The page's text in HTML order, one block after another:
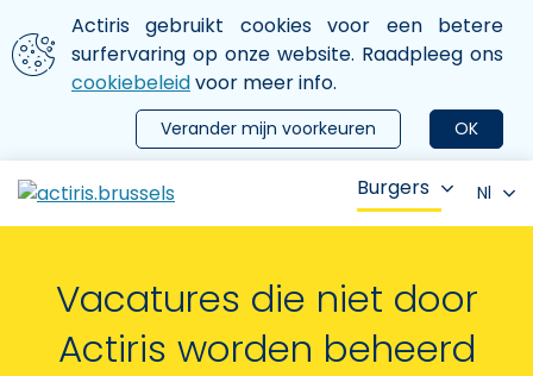
Aller au contenu principal
We gebruiken cookies
Actiris gebruikt cookies voor een betere
surfervaring op onze website. Raadpleeg ons
cookiebeleidvoor meer info.
OK
Verander mijn voorkeuren
le menu
Burgers Nl
Vacatures die niet door
Actiris worden beheerd